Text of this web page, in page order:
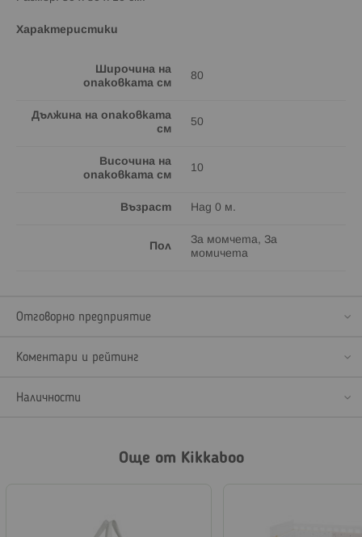
Характеристики
Широчина на
опаковката см
80
Дължина на опаковката
см
50
Височина на
опаковката см
10
Възраст Над 0 м.
Пол
За момчета, За
момичета
Отговорно предприятие
Коментари и рейтинг
Наличности
Още от Kikkaboo